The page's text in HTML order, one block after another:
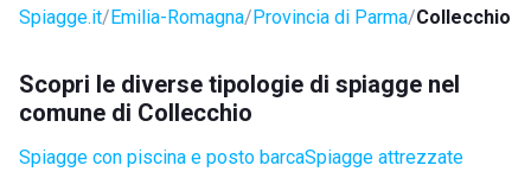
Spiagge.it Emilia-Romagna Provincia di Parma Collecchio
Scopri le diverse tipologie di spiagge nel
comune di Collecchio
Spiagge con piscina e posto barcaSpiagge attrezzate